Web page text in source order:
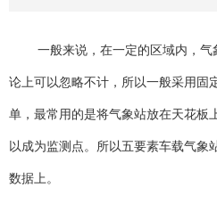
一般来说，在一定的区域内，
论上可以忽略不计，所以一般采用固
单，最常用的是将气象站放在天花板
以成为监测点。所以五要素车载气象
数据上。